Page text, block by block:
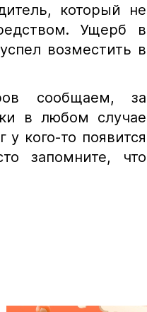
который не
Ущерб в
возместить в
сообщаем, за
в любом случае
кого-то появится
запомните, что